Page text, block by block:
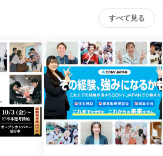
すべて見る